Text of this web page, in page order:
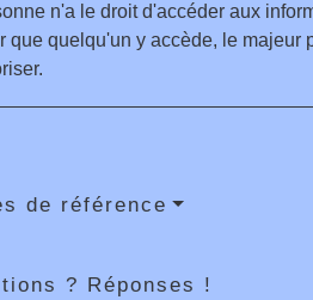
n'a le droit d'accéder aux
que quelqu'un y accède, le majeur
de référence
? Réponses !